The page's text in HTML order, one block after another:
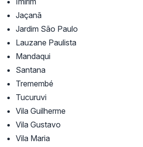
Jaçanã
Jardim São Paulo
Lauzane Paulista
Mandaqui
Santana
Tremembé
Tucuruvi
Vila Guilherme
Vila Gustavo
Vila Maria